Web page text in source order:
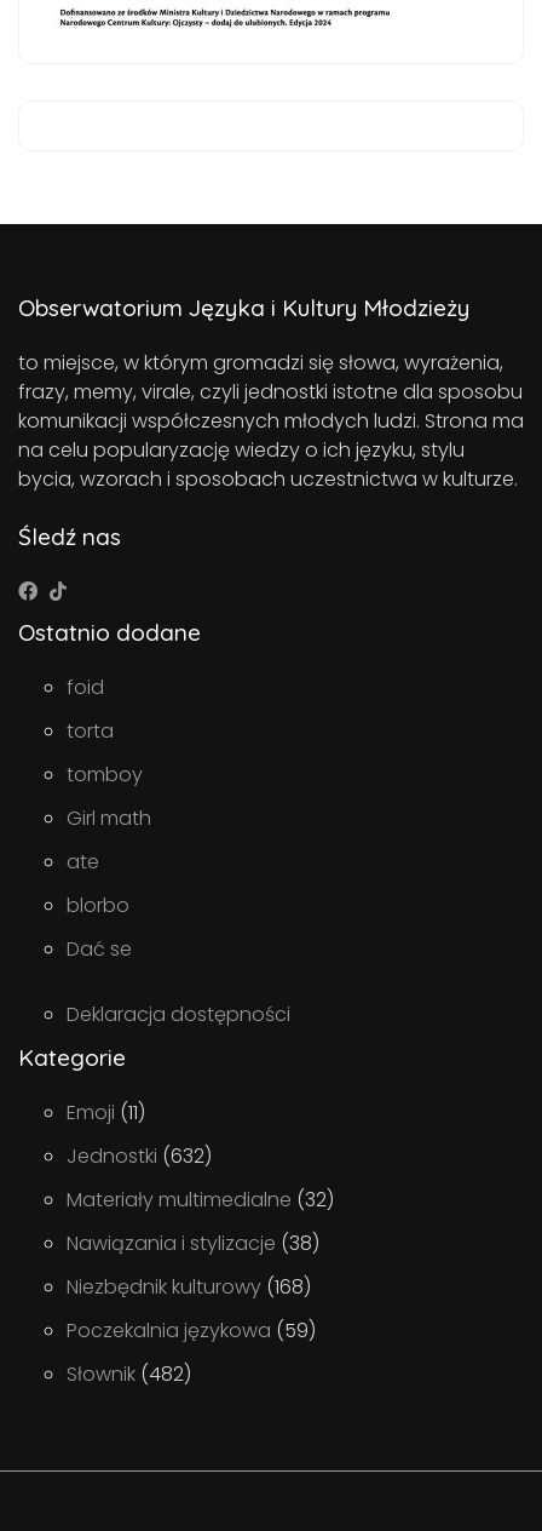
Obserwatorium Języka i Kultury Młodzieży
to miejsce, w którym gromadzi się słowa, wyrażenia,
frazy, memy, virale, czyli jednostki istotne dla sposobu
komunikacji współczesnych młodych ludzi. Strona ma
na celu popularyzację wiedzy o ich języku, stylu
bycia, wzorach i sposobach uczestnictwa w kulturze.
Śledź nas
Ostatnio dodane
foid
torta
tomboy
Girl math
ate
blorbo
Dać se
Deklaracja dostępności
Kategorie
Emoji (11)
Jednostki (632)
Materiały multimedialne (32)
Nawiązania i stylizacje (38)
Niezbędnik kulturowy (168)
Poczekalnia językowa (59)
Słownik (482)